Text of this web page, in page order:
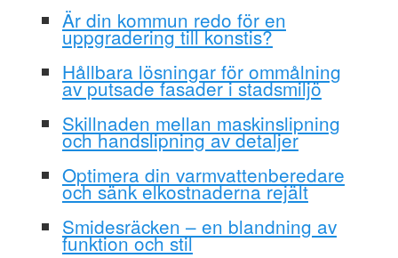
Är din kommun redo för en
uppgradering till konstis?
Hållbara lösningar för ommålning
av putsade fasader i stadsmiljö
Skillnaden mellan maskinslipning
och handslipning av detaljer
Optimera din varmvattenberedare
och sänk elkostnaderna rejält
Smidesräcken – en blandning av
funktion och stil